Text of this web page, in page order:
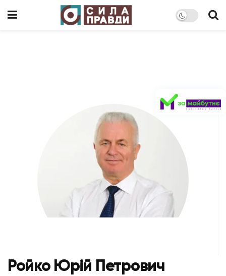
Ройко Юрій Петрович